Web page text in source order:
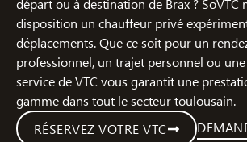
départ ou à destination de Brax ? SoVTC
disposition un chauffeur privé
déplacements. Que ce soit pour un
professionnel, un trajet personnel ou
service de VTC vous garantit une
gamme dans tout le secteur toulousain.
RÉSERVEZ VOTRE VTC